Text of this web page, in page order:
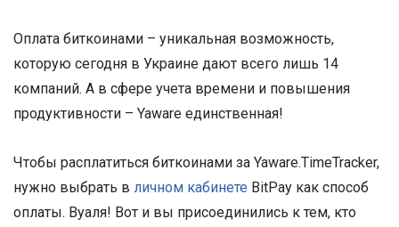
Оплата биткоинами – уникальная возможность,
которую сегодня в Украине дают всего лишь 14
компаний. А в сфере учета времени и повышения
продуктивности – Yaware единственная!
Чтобы расплатиться биткоинами за Yaware.TimeTracker,
нужно выбрать в личном кабинете BitPay как способ
оплаты. Вуаля! Вот и вы присоединились к тем, кто